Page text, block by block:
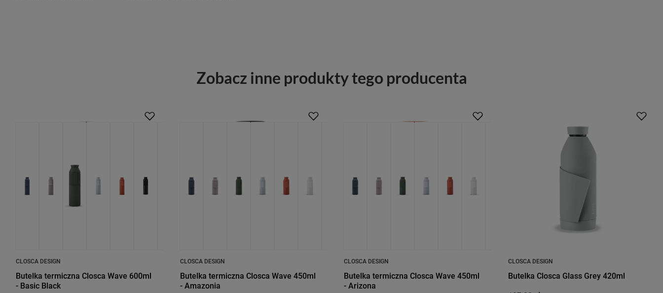
Zobacz inne produkty tego producenta
CLOSCA DESIGN
Butelka termiczna Closca Wave 600ml
- Basic Black
CLOSCA DESIGN
Butelka termiczna Closca Wave 450ml
- Amazonia
CLOSCA DESIGN
Butelka termiczna Closca Wave 450ml
- Arizona
CLOSCA DESIGN
Butelka Closca Glass Grey 420ml